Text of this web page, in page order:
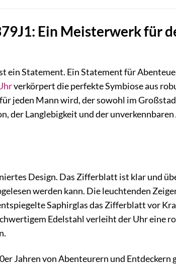
Ein Meisterwerk für
ein Statement. Ein Statement für
verkörpert die perfekte Symbiose aus
jeden Mann wird, der sowohl im
der Langlebigkeit und der
Design. Das Zifferblatt ist klar und
werden kann. Die leuchtenden
Saphirglas das Zifferblatt vor
Edelstahl verleiht der Uhr eine
Jahren von Abenteurern und Entdeckern